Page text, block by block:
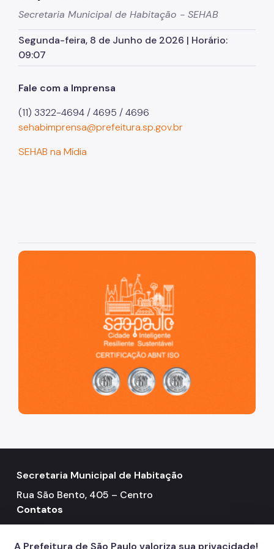
Fonte de Recursos
FMSAI
Secretaria Municipal de Habitação - SEHAB
Segunda-feira, 8 de Junho de 2026 | Horário:
09:07
Fale com a Imprensa
(11) 3322-4694 / 4695 / 4696
sehabimprensa@prefeitura.sp.gov.br
SEHAB na Mídia
São Paulo, cidade inteligente, resiliente e sustentável
Secretaria Municipal de Habitação
Rua São Bento, 405 – Centro
Contatos
Telefone: 3322-4500
A Prefeitura de São Paulo valoriza sua privacidade!